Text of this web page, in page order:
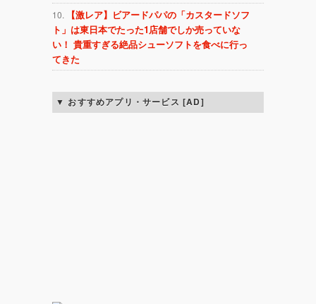
【激レア】ビアードパパの「カスタードソフ
ト」は東日本でたった1店舗でしか売っていな
い！ 貴重すぎる絶品シューソフトを食べに行っ
てきた
おすすめアプリ・サービス [AD]